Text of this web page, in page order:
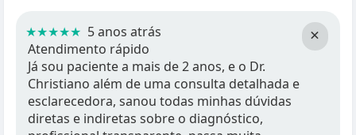
×
★★★★★ 5 anos atrás
Atendimento rápido
Já sou paciente a mais de 2 anos, e o Dr.
Christiano além de uma consulta detalhada e
esclarecedora, sanou todas minhas dúvidas
diretas e indiretas sobre o diagnóstico,